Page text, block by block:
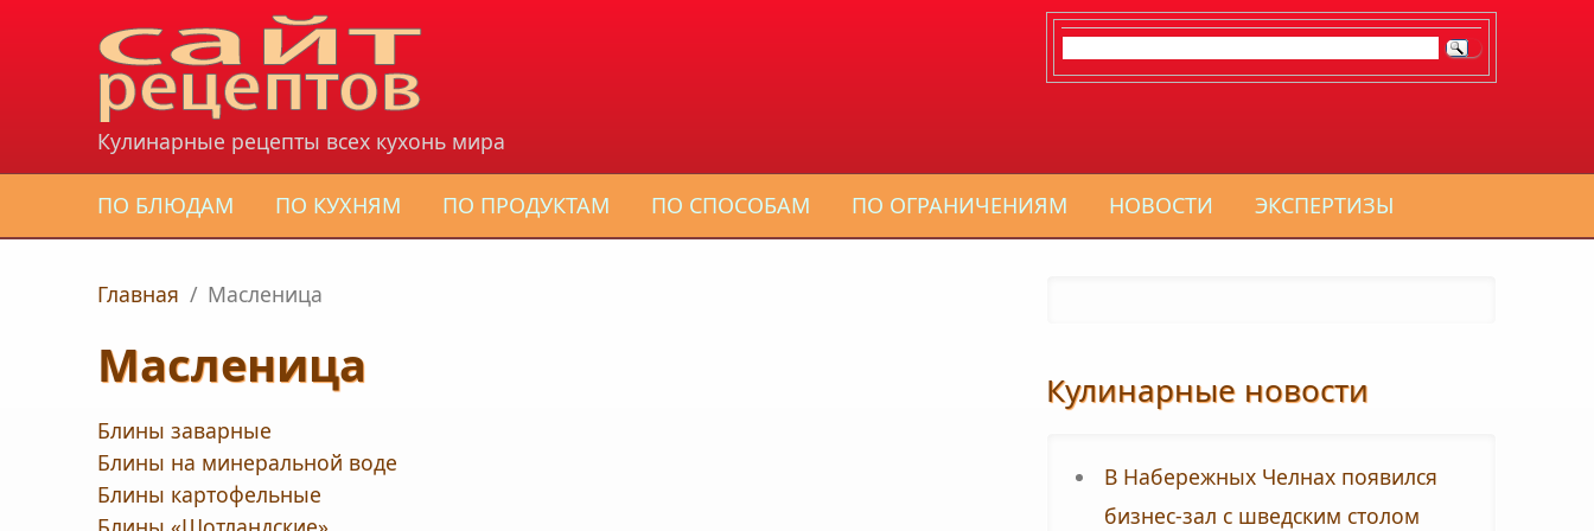
Перейти к основному содержанию
Кулинарные рецепты всех кухонь мира
ПО БЛЮДАМ ПО КУХНЯМ ПО ПРОДУКТАМ ПО СПОСОБАМ ПО ОГРАНИЧЕНИЯМ НОВОСТИ ЭКСПЕРТИЗЫ
Главная / Масленица
Масленица
Блины заварные
Блины на минеральной воде
Блины картофельные
Кулинарные новости
В Набережных Челнах появился
бизнес-зал с шведским столом